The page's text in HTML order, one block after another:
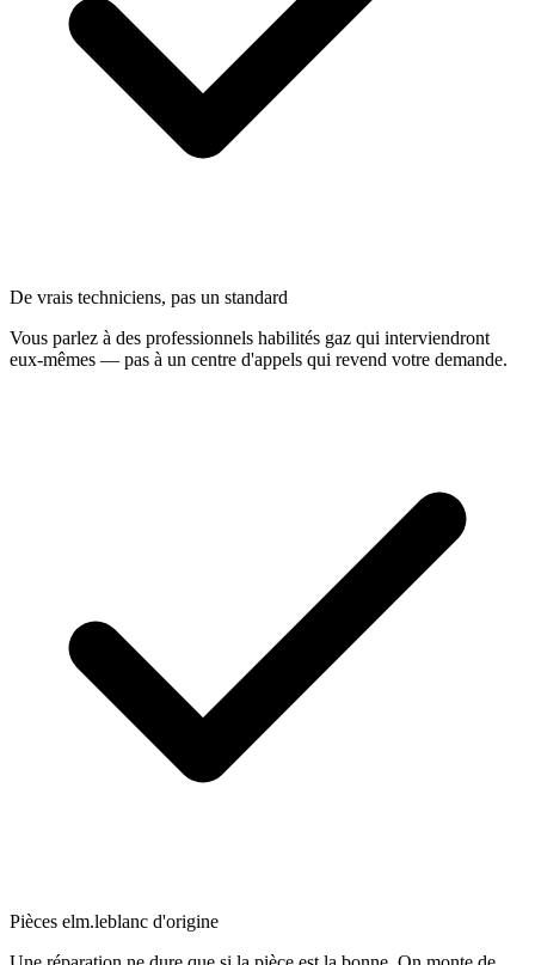
De vrais techniciens, pas un standard
Vous parlez à des professionnels habilités gaz qui interviendront
eux-mêmes — pas à un centre d'appels qui revend votre demande.
Pièces elm.leblanc d'origine